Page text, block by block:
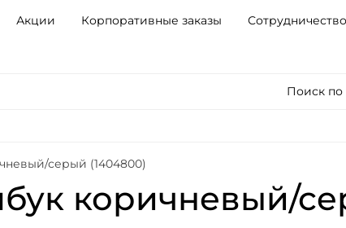
Акции Корпоративные заказы Сотрудничество
Поиск по
серый (1404800)
коричневый/